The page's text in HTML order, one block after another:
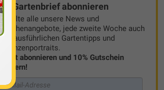
Gartenbrief abonnieren
Erhalte alle unsere News und
Wochenangebote, jede zweite Woche auch
mit ausführlichen Gartentipps und
Pflanzenportraits.
Jetzt abonnieren und 10% Gutschein
sichern!